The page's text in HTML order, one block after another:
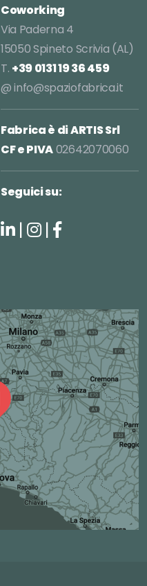
Coworking
Via Paderna 4
15050 Spineto Scrivia (AL)
T. +39 0131 19 36 459
@info@spaziofabrica.it
Fabrica è di ARTIS Srl
CF e PIVA02642070060
Seguici su:
| |